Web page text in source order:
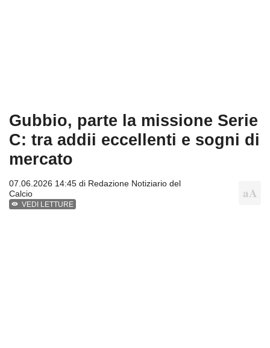
Gubbio, parte la missione Serie
C: tra addii eccellenti e sogni di
mercato
07.06.2026 14:45 di Redazione Notiziario del
Calcio
VEDI LETTURE